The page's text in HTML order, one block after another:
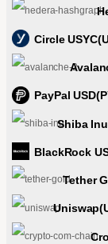
Circle
PayPal
Shiba
BlackRock
Tether